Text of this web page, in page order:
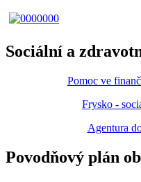
Sociální a
Pomoc ve
Frysko -
Agentura
Povodňový plán